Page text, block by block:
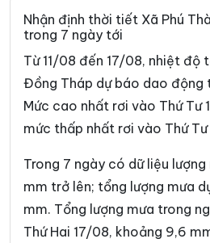
Xã Bình Hàng Trung Xã
Xã Bình Phú
Xã Cái Bè
Xã Chợ Gạo
Xã Đồng Sơn
Xã Gò Công Đông Xã
Xã Hiệp Đức
Xã Hội Cư Xã
Nhận định thời tiết Xã Phú
trong 7 ngày tới
Từ 11/08 đến 17/08, nhiệt độ
Đồng Tháp dự báo dao động
Mức cao nhất rơi vào Thứ Tư
mức thấp nhất rơi vào Thứ
Trong 7 ngày có dữ liệu
mm trở lên; tổng lượng mưa
mm. Tổng lượng mưa trong
Thứ Hai 17/08, khoảng 9,6